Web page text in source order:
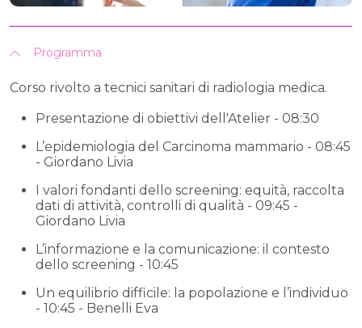
Programma
Corso rivolto a tecnici sanitari di radiologia medica.
Presentazione di obiettivi dell'Atelier - 08:30
L’epidemiologia del Carcinoma mammario - 08:45
- Giordano Livia
I valori fondanti dello screening: equità, raccolta
dati di attività, controlli di qualità - 09:45 -
Giordano Livia
L’informazione e la comunicazione: il contesto
dello screening - 10:45
Un equilibrio difficile: la popolazione e l’individuo
- 10:45 - Benelli Eva